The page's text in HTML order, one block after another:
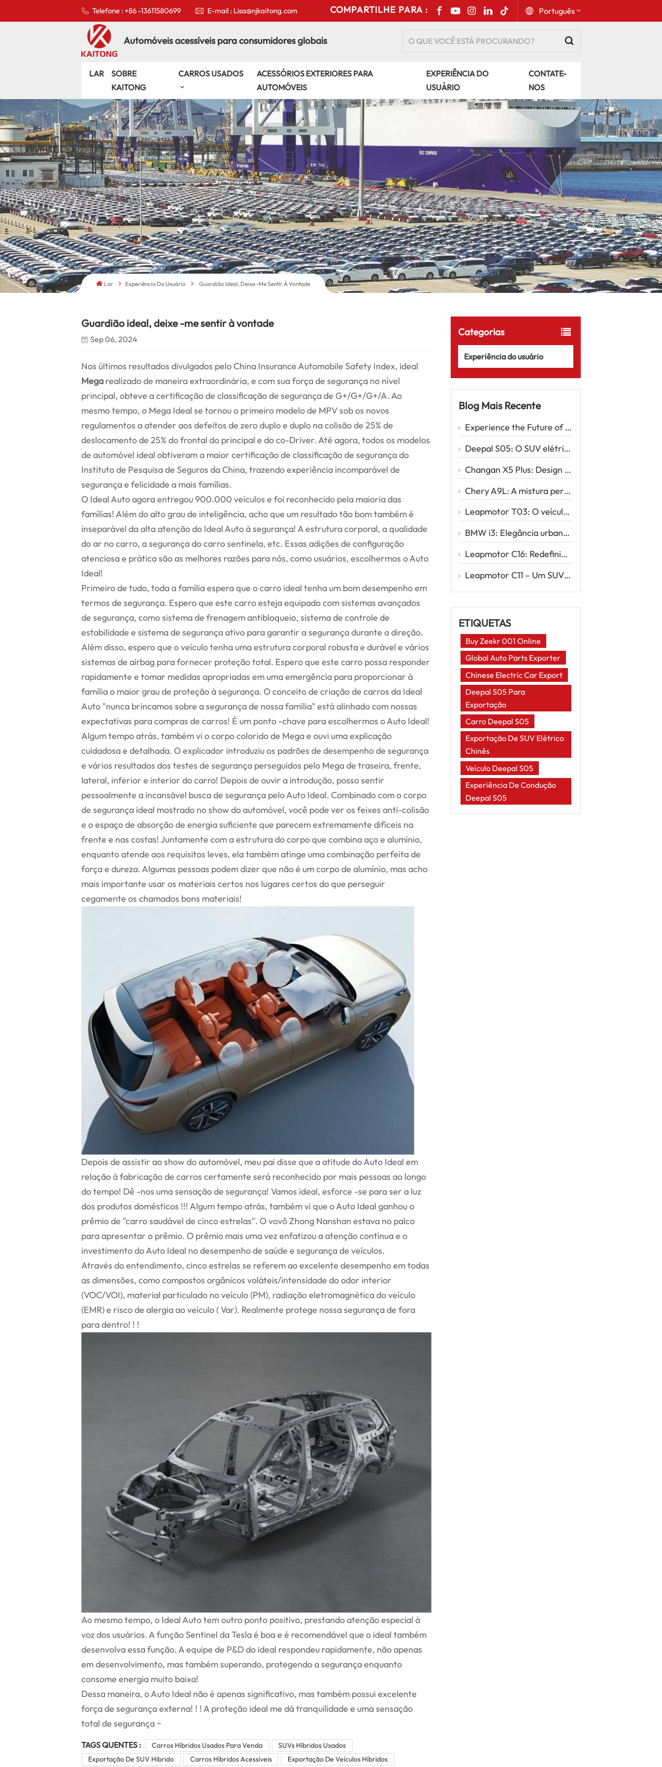
Telefone : +86 -13611580699 E-mail : Lisa@njkaitong.com COMPARTILHE PARA : Português
Русский
Español
Português
عربي
kiswahili
Automóveis acessíveis para consumidores globais
LAR
SOBRE
KAITONG
CARROS USADOS
ACESSÓRIOS EXTERIORES PARA
AUTOMÓVEIS
EXPERIÊNCIA DO
USUÁRIO
CONTATE-
NOS
Lar Experiência Do Usuário Guardião Ideal, Deixe -me Sentir À Vontade
Categorias
Experiência do usuário
Blog Mais Recente
Experience the Future of Driving with the Zeekr 001 – A Luxury EV Redefining Performance and Comfort Car
Deepal S05: O SUV elétrico estiloso que redefine a mobilidade inteligente
Changan X5 Plus: Design esportivo, direção potente, valor excepcional
Chery A9L: A mistura perfeita de sofisticação e desempenho
Leapmotor T03: O veículo elétrico urbano inteligente para sua primeira viagem elétrica
BMW i3: Elegância urbana encontra inovação elétrica
Leapmotor C16: Redefinindo as viagens em família com energia elétrica inteligente
Leapmotor C11 – Um SUV elétrico inteligente para a nova era da condução
ETIQUETAS
Buy Zeekr 001 Online
Global Auto Parts Exporter
Chinese Electric Car Export
Deepal S05 Para
Exportação
Carro Deepal S05
Exportação De SUV Elétrico
Chinês
Veículo Deepal S05
Experiência De Condução
Deepal S05
Guardião ideal, deixe -me sentir à vontade
Sep 06, 2024
Nos últimos resultados divulgados pelo China Insurance Automobile Safety Index, ideal
Megarealizado de maneira extraordinária, e com sua força de segurança no nível
principal, obteve a certificação de classificação de segurança de G+/G+/G+/A. Ao
mesmo tempo, o Mega Ideal se tornou o primeiro modelo de MPV sob os novos
regulamentos a atender aos defeitos de zero duplo e duplo na colisão de 25% de
deslocamento de 25% do frontal do principal e do co-Driver. Até agora, todos os modelos
de automóvel ideal obtiveram a maior certificação de classificação de segurança do
Instituto de Pesquisa de Seguros da China, trazendo experiência incomparável de
segurança e felicidade a mais famílias.
O Ideal Auto agora entregou 900.000 veículos e foi reconhecido pela maioria das
famílias! Além do alto grau de inteligência, acho que um resultado tão bom também é
inseparável da alta atenção do Ideal Auto à segurança! A estrutura corporal, a qualidade
do ar no carro, a segurança do carro sentinela, etc. Essas adições de configuração
atenciosa e prática são as melhores razões para nós, como usuários, escolhermos o Auto
Ideal!
Primeiro de tudo, toda a família espera que o carro ideal tenha um bom desempenho em
termos de segurança. Espero que este carro esteja equipado com sistemas avançados
de segurança, como sistema de frenagem antibloqueio, sistema de controle de
estabilidade e sistema de segurança ativo para garantir a segurança durante a direção.
Além disso, espero que o veículo tenha uma estrutura corporal robusta e durável e vários
sistemas de airbag para fornecer proteção total. Espero que este carro possa responder
rapidamente e tomar medidas apropriadas em uma emergência para proporcionar à
família o maior grau de proteção à segurança. O conceito de criação de carros da Ideal
Auto "nunca brincamos sobre a segurança de nossa família" está alinhado com nossas
expectativas para compras de carros! É um ponto -chave para escolhermos o Auto Ideal!
Algum tempo atrás, também vi o corpo colorido de Mega e ouvi uma explicação
cuidadosa e detalhada. O explicador introduziu os padrões de desempenho de segurança
e vários resultados dos testes de segurança perseguidos pelo Mega de traseira, frente,
lateral, inferior e interior do carro! Depois de ouvir a introdução, posso sentir
pessoalmente a incansável busca de segurança pelo Auto Ideal. Combinado com o corpo
de segurança ideal mostrado no show do automóvel, você pode ver os feixes anti-colisão
e o espaço de absorção de energia suficiente que parecem extremamente difíceis na
frente e nas costas! Juntamente com a estrutura do corpo que combina aço e alumínio,
enquanto atende aos requisitos leves, ela também atinge uma combinação perfeita de
força e dureza. Algumas pessoas podem dizer que não é um corpo de alumínio, mas acho
mais importante usar os materiais certos nos lugares certos do que perseguir
cegamente os chamados bons materiais!
Depois de assistir ao show do automóvel, meu pai disse que a atitude do Auto Ideal em
relação à fabricação de carros certamente será reconhecido por mais pessoas ao longo
do tempo! Dê -nos uma sensação de segurança! Vamos ideal, esforce -se para ser a luz
dos produtos domésticos !!! Algum tempo atrás, também vi que o Auto Ideal ganhou o
prêmio de "carro saudável de cinco estrelas". O vovô Zhong Nanshan estava no palco
para apresentar o prêmio. O prêmio mais uma vez enfatizou a atenção contínua e o
investimento do Auto Ideal no desempenho de saúde e segurança de veículos.
Através do entendimento, cinco estrelas se referem ao excelente desempenho em todas
as dimensões, como compostos orgânicos voláteis/intensidade do odor interior
(VOC/VOI), material particulado no veículo (PM), radiação eletromagnética do veículo
(EMR) e risco de alergia ao veículo ( Var). Realmente protege nossa segurança de fora
para dentro! ! !
Ao mesmo tempo, o Ideal Auto tem outro ponto positivo, prestando atenção especial à
voz dos usuários. A função Sentinel da Tesla é boa e é recomendável que o ideal também
desenvolva essa função. A equipe de P&D do ideal respondeu rapidamente, não apenas
em desenvolvimento, mas também superando, protegendo a segurança enquanto
consome energia muito baixa!
Dessa maneira, o Auto Ideal não é apenas significativo, mas também possui excelente
força de segurança externa! ! ! A proteção ideal me dá tranquilidade e uma sensação
total de segurança ~
TAGS QUENTES : Carros Híbridos Usados Para Venda
SUVs Híbridos Usados
Exportação De SUV Híbrido
Carros Híbridos Acessíveis Exportação De Veículos Híbridos